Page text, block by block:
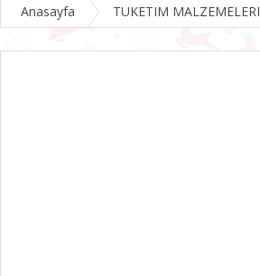
Anasayfa TUKETIM MALZEMELERI